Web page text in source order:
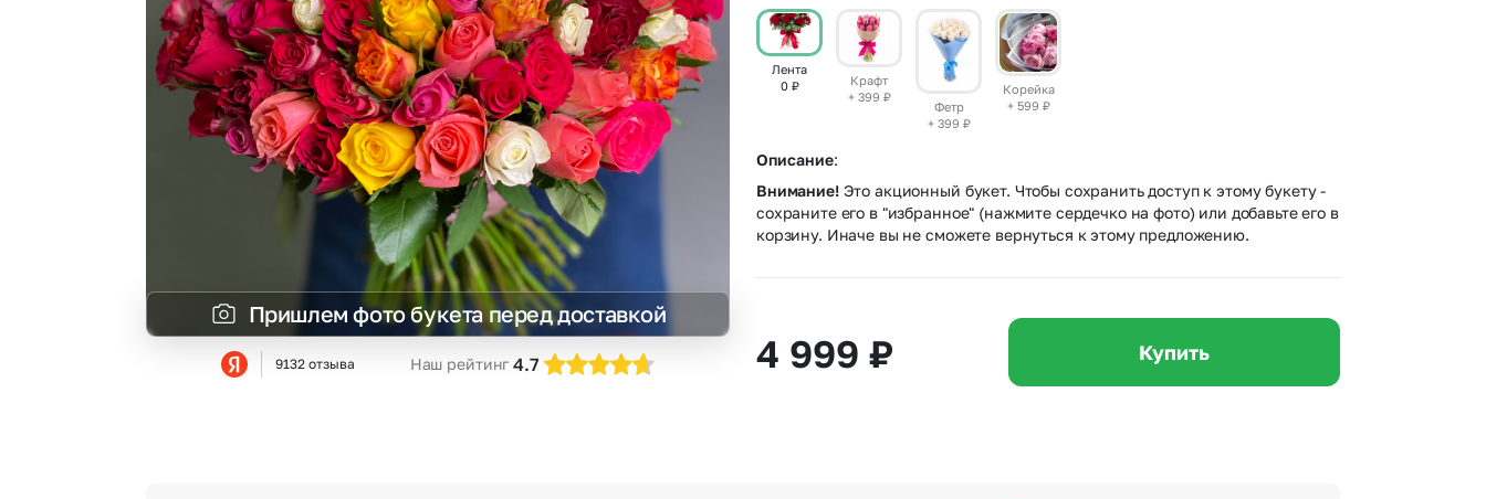
Гвоздики
Гипсофила
Гортензии
Ирисы
Сухоцветы
Фрезия
Эустома
Insta букеты
Хиты продаж
Новинки
До 10000 рублей
Черная пятница
Выбор покупателей
Пришлем фото букета перед доставкой
9132 отзыва Наш рейтинг 4.7
Лента
0 ₽
Крафт
+ 399 ₽
Фетр
+ 399 ₽
Корейка
+ 599 ₽
Описание:
Внимание!Это акционный букет. Чтобы сохранить доступ к этому букету -
сохраните его в "избранное" (нажмите сердечко на фото) или добавьте его в
корзину. Иначе вы не сможете вернуться к этому предложению.
4 999 ₽ Купить